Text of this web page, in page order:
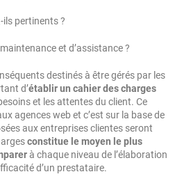
ils pertinents ?
et d’assistance ?
destinés à être gérés par les
d’établir un cahier des charges
et les attentes du client. Ce
agences web et c’est sur la base de
aux entreprises clientes seront
constitue le moyen le plus
à chaque niveau de l’élaboration
d’un prestataire.